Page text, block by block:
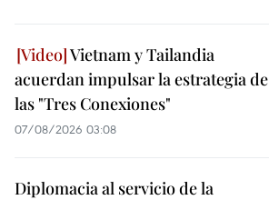
Vietnam y Tailandia
acuerdan impulsar la estrategia de
las "Tres Conexiones"
07/08/2026 03:08
Diplomacia al servicio de la